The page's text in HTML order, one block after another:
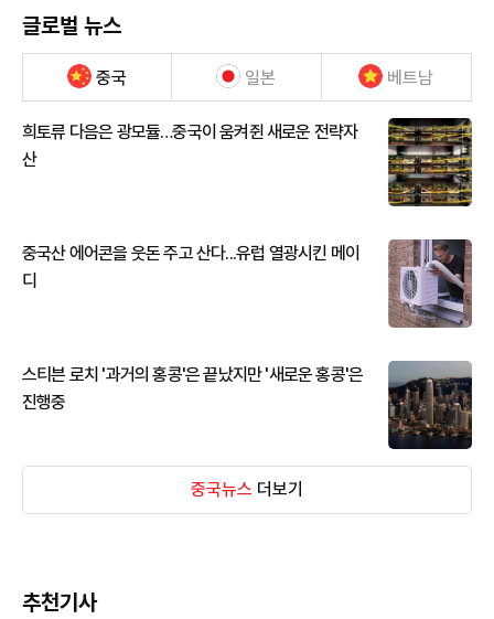
글로벌 뉴스
중국 일본 베트남
희토류 다음은 광모듈…중국이 움켜쥔 새로운 전략자
산
중국산 에어콘을 웃돈 주고 산다...유럽 열광시킨 메이
디
스티븐 로치 '과거의 홍콩'은 끝났지만 '새로운 홍콩'은
진행중
중국뉴스 더보기
추천기사